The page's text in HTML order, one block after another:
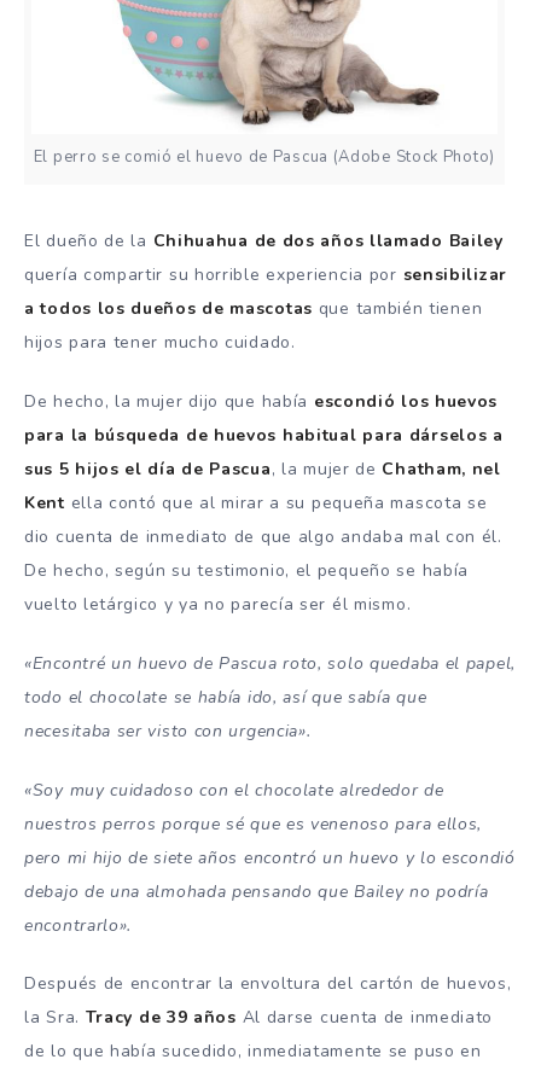
El perro se comió el huevo de Pascua (Adobe Stock Photo)
El dueño de la Chihuahua de dos años llamado Bailey
quería compartir su horrible experiencia por sensibilizar
a todos los dueños de mascotas que también tienen
hijos para tener mucho cuidado.
De hecho, la mujer dijo que había escondió los huevos
para la búsqueda de huevos habitual para dárselos a
sus 5 hijos el día de Pascua, la mujer de Chatham, nel
Kent ella contó que al mirar a su pequeña mascota se
dio cuenta de inmediato de que algo andaba mal con él.
De hecho, según su testimonio, el pequeño se había
vuelto letárgico y ya no parecía ser él mismo.
«Encontré un huevo de Pascua roto, solo quedaba el papel,
todo el chocolate se había ido, así que sabía que
necesitaba ser visto con urgencia».
«Soy muy cuidadoso con el chocolate alrededor de
nuestros perros porque sé que es venenoso para ellos,
pero mi hijo de siete años encontró un huevo y lo escondió
debajo de una almohada pensando que Bailey no podría
encontrarlo».
Después de encontrar la envoltura del cartón de huevos,
la Sra. Tracy de 39 años Al darse cuenta de inmediato
de lo que había sucedido, inmediatamente se puso en